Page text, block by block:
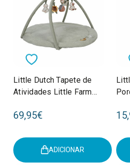
Little Dutch Tapete de
Atividades Little Farm
69,95€
ADICIONAR